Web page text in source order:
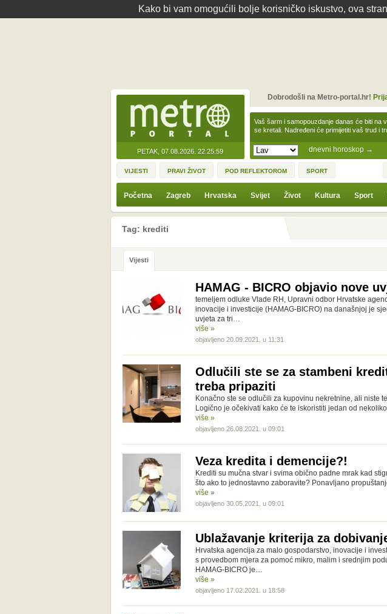
Kako bi vam omogućili bolje korisničko iskustvo, ova
PETAK, 07.08.2026. 22:25:59 dnevni horoskop →
Vaš šarm i samopouzdanje danas će biti na
se kretali. Nadređeni će primijetiti vaš trud i
Dobrodošli na Metro-portal.hr!
VIJESTI PRAVI ŽIVOT POD REFLEKTOROM SPORT
Početna Zagreb Hrvatska Svijet Život Kultura Sport
Tag: krediti
Vijesti
HAMAG - BICRO objavio nove
temeljem odluke Vlade RH, Upravni odbor Hrvatske
inovacije i investicije (HAMAG-BICRO) na današnjoj je
uvjeta za tri…
više »
objavljeno 20.09.2021. u 11:31
Odlučili ste se za stambeni
treba pripaziti
Konačno ste se odlučili za kupovinu nekretnine, ali niste
Logično je očekivati kako će te iskoristiti jedan od
više »
objavljeno 26.08.2021. u 09:01
Veza kredita i demencije?!
Krediti su mučna stvar i svima obično padne mrak kad
što ako to jednostavno zaboravite? Ponavljano
više »
objavljeno 30.05.2021. u 09:01
Ublažavanje kriterija za
Hrvatska agencija za malo gospodarstvo, inovacije i
s provedbom mjera za pomoć mikro, malim i srednjim
HAMAG-BICRO je…
više »
objavljeno 17.02.2021. u 18:58